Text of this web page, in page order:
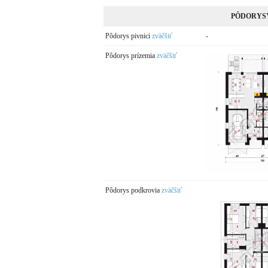
Pôdorys pivnici zväčšiť -
Pôdorys prízemia zväčšiť
Pôdorys podkrovia zväčšiť